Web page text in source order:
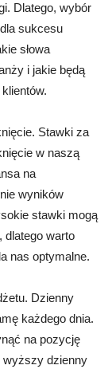
Dlatego, wybór
sukcesu
słowa
i jakie będą
Stawki za
w naszą
na
wyników
stawki mogą
dlatego warto
nas optymalne.
Dzienny
każdego dnia.
na pozycję
wyższy dzienny